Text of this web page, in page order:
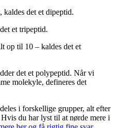
kaldes det et dipeptid.
et tripeptid.
op til 10 – kaldes det et
det et polypeptid. Når vi
molekyle, defineres det
i forskellige grupper, alt efter
du har lyst til at nørde mere i